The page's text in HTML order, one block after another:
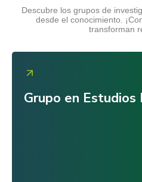
Descubre los grupos de
desde el conocimiento.
transforman
Grupo en